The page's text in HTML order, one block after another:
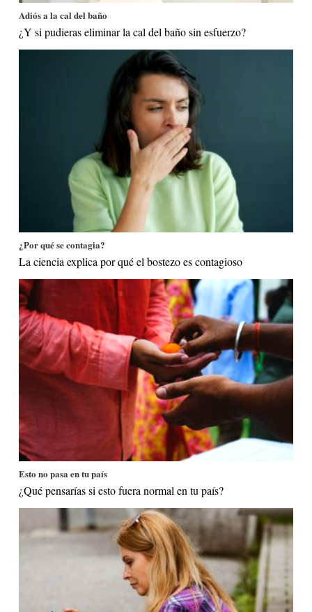
Adiós a la cal del baño
¿Y si pudieras eliminar la cal del baño sin esfuerzo?
¿Por qué se contagia?
La ciencia explica por qué el bostezo es contagioso
Esto no pasa en tu país
¿Qué pensarías si esto fuera normal en tu país?